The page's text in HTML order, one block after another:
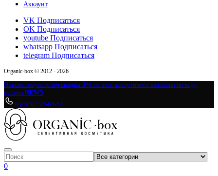
Аккаунт
VK Подписаться
OK Подписаться
youtube Подписаться
whatsapp Подписаться
telegram Подписаться
Organic-box © 2012 - 2026
Новым покупателям скидка 5% на весь ассортимент магазина по коду
купона NEW5
8 (495) 233-64-54
0